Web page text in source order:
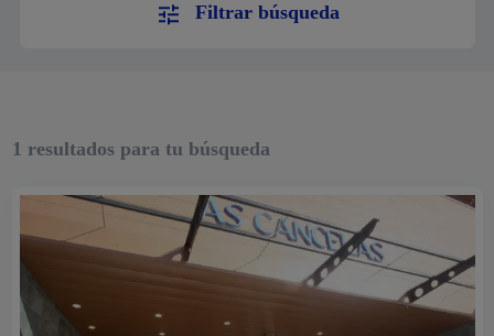
Filtrar búsqueda
1 resultados para tu búsqueda